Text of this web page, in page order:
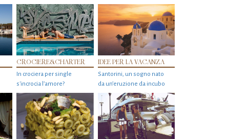
CROCIERE&CHARTER
In crociera per single
s'incrocia l’amore?
IDEE PER LA VACANZA
Santorini, un sogno nato
da un’eruzione da incubo